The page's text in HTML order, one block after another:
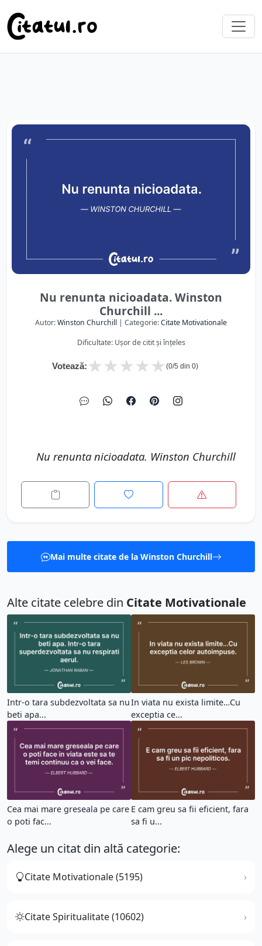
Nu renunta nicioadata. Winston
Churchill ...
Autor:Winston Churchill | Categorie:Citate Motivationale
Dificultate: Ușor de citit și înțeles
Votează: ★
★
★
★
★ (0/5 din 0)
Nu renunta nicioadata. Winston Churchill
Mai multe citate de la Winston Churchill
Alte citate celebre din Citate Motivationale
Intr-o tara subdezvoltata sa nu
beti apa...
In viata nu exista limite…Cu
exceptia ce...
Cea mai mare greseala pe care
o poti fac...
E cam greu sa fii eficient, fara
sa fi u...
Alege un citat din altă categorie:
Citate Motivationale (5195)
Citate Spiritualitate (10602)